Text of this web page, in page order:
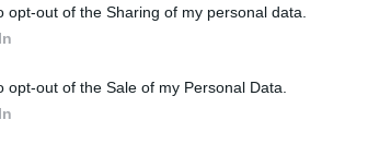
opt-out of the Sharing of my personal data.
opt-out of the Sale of my Personal Data.
5 έως 7 και τοπικά έως 8 Μποφόρ.